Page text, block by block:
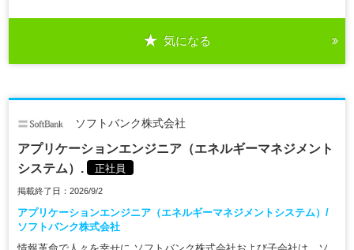
気になる
ソフトバンク株式会社
アプリケーションエンジニア（エネルギーマネジメント
システム）.
正社員
掲載終了日：2026/9/2
アプリケーションエンジニア（エネルギーマネジメントシステム）/
ソフトバンク株式会社